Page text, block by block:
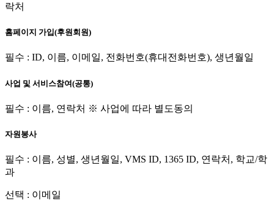
락처
홈페이지 가입(후원회원)
필수 : ID, 이름, 이메일, 전화번호(휴대전화번호), 생년월일
사업 및 서비스참여(공통)
필수 : 이름, 연락처 ※ 사업에 따라 별도동의
자원봉사
필수 : 이름, 성별, 생년월일, VMS ID, 1365 ID, 연락처, 학교/학
과
선택 : 이메일